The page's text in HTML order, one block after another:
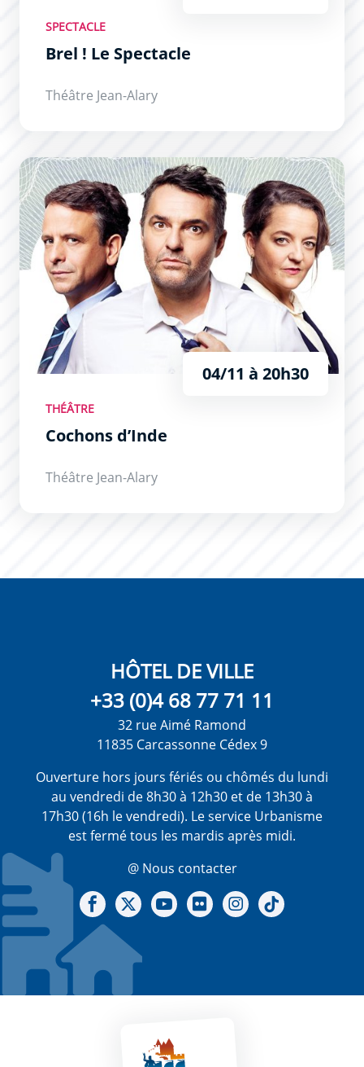
SPECTACLE
Brel ! Le Spectacle
Théâtre Jean-Alary
Cochons d’Inde
04/11 à 20h30
THÉÂTRE
Cochons d’Inde
Théâtre Jean-Alary
HÔTEL DE VILLE
+33 (0)4 68 77 71 11
32 rue Aimé Ramond
11835 Carcassonne Cédex 9
Ouverture hors jours fériés ou chômés du lundi
au vendredi de 8h30 à 12h30 et de 13h30 à
17h30 (16h le vendredi). Le service Urbanisme
est fermé tous les mardis après midi.
@ Nous contacter
Notre Facebook
Notre X - (twitter)
Notre chaine Youtube
Notre Gallerie sur Flickr
Notre Instagram